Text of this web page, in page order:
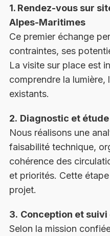
1. Rendez-vous sur
Alpes-Maritimes
Ce premier échange
contraintes, ses
La visite sur place est
comprendre la lumière,
existants.
2. Diagnostic et
Nous réalisons une
faisabilité technique,
cohérence des
et priorités. Cette
projet.
3. Conception et
Selon la mission